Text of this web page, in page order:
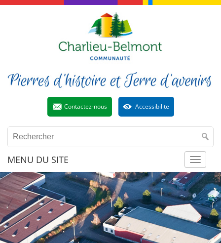
Contactez-nous Accessibilite
MENU DU SITE